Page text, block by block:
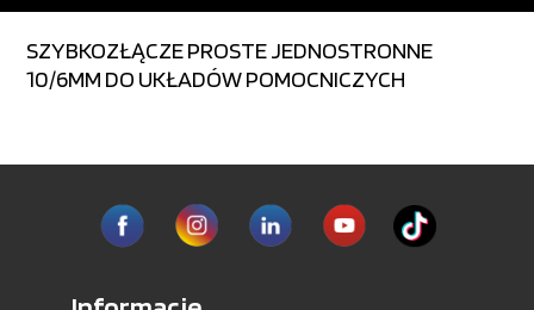
SZYBKOZŁĄCZE PROSTE JEDNOSTRONNE
10/6MM DO UKŁADÓW POMOCNICZYCH